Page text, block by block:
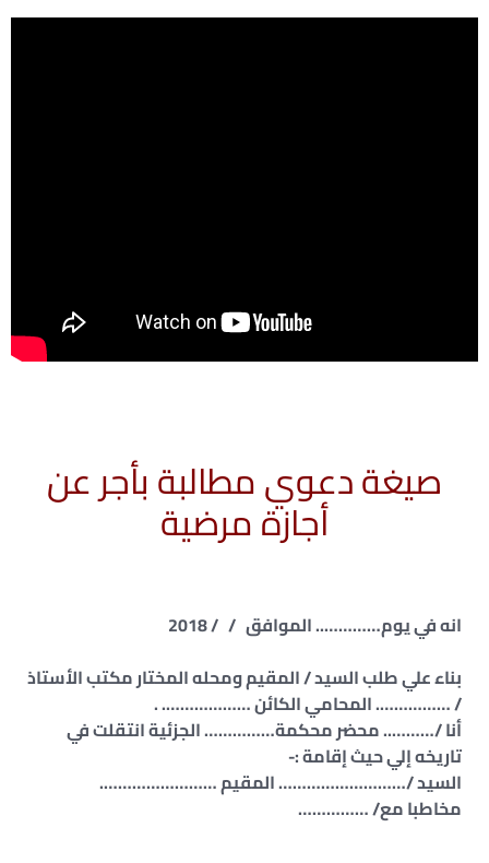
صيغة دعوي مطالبة بأجر عن
أجازة مرضية
انه في يوم………….. الموافق / / 2018
بناء علي طلب السيد / المقيم ومحله المختار مكتب الأستاذ
/ ……………. المحامي الكائن ………………. .
أنا /……….. محضر محكمة…………… الجزئية انتقلت في
تاريخه إلي حيث إقامة :-
السيد /……………………… المقيم …………………….
مخاطبا مع/ ……………